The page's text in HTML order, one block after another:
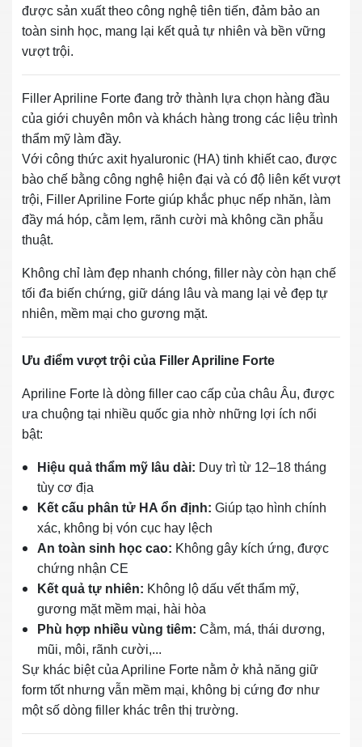
được sản xuất theo công nghệ tiên tiến, đảm bảo an
toàn sinh học, mang lại kết quả tự nhiên và bền vững
vượt trội.
Filler Apriline Forte đang trở thành lựa chọn hàng đầu
của giới chuyên môn và khách hàng trong các liệu trình
thẩm mỹ làm đầy.
Với công thức axit hyaluronic (HA) tinh khiết cao, được
bào chế bằng công nghệ hiện đại và có độ liên kết vượt
trội, Filler Apriline Forte giúp khắc phục nếp nhăn, làm
đầy má hóp, cằm lẹm, rãnh cười mà không cần phẫu
thuật.
Không chỉ làm đẹp nhanh chóng, filler này còn hạn chế
tối đa biến chứng, giữ dáng lâu và mang lại vẻ đẹp tự
nhiên, mềm mại cho gương mặt.
Ưu điểm vượt trội của Filler Apriline Forte
Apriline Forte là dòng filler cao cấp của châu Âu, được
ưa chuộng tại nhiều quốc gia nhờ những lợi ích nổi
bật:
Hiệu quả thẩm mỹ lâu dài: Duy trì từ 12–18 tháng
tùy cơ địa
Kết cấu phân tử HA ổn định: Giúp tạo hình chính
xác, không bị vón cục hay lệch
An toàn sinh học cao: Không gây kích ứng, được
chứng nhận CE
Kết quả tự nhiên: Không lộ dấu vết thẩm mỹ,
gương mặt mềm mại, hài hòa
Phù hợp nhiều vùng tiêm: Cằm, má, thái dương,
mũi, môi, rãnh cười,...
Sự khác biệt của Apriline Forte nằm ở khả năng giữ
form tốt nhưng vẫn mềm mại, không bị cứng đơ như
một số dòng filler khác trên thị trường.